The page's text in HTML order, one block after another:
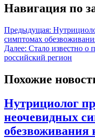
Навигация по
Предыдущая:
симптомах
Далее: Стало известно о
российский регион
Похожие
Нутрициолог
неочевидных
обезвоживания